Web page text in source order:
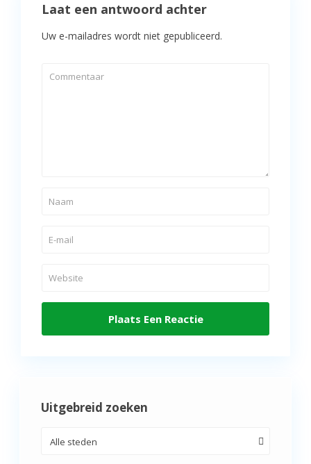
Laat een antwoord achter
Uw e-mailadres wordt niet gepubliceerd.
Uitgebreid zoeken
Alle steden